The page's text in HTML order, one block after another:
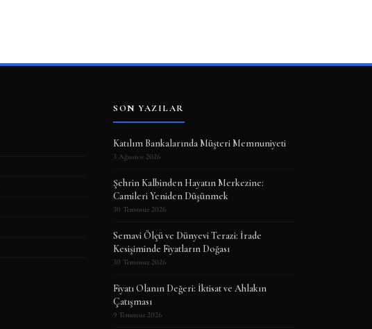
SON YAZILAR
Katılım Bankalarında Müşteri Memnuniyeti
3 Ağustos 2026
Şehrin Kalbinden Hayatın Merkezine:
Camileri Yeniden Düşünmek
30 Temmuz 2026
Semavi Ölçü ve Dünyevi Terazi: İrade
Kesişiminde Fiyatların Doğası
30 Temmuz 2026
Fiyatı Olanın Değeri: İktisat ve Ahlakın
Çatışması
9 Temmuz 2026